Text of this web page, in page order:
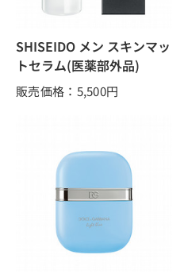
SHISEIDO メン スキンマッ
トセラム(医薬部外品)
販売価格：5,500円